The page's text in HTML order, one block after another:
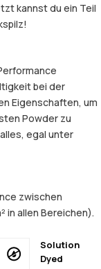
kannst du ein Teil
bei der
Eigenschaften, um
Powder zu
egal unter
zwischen
in allen Bereichen).
Solution
Dyed